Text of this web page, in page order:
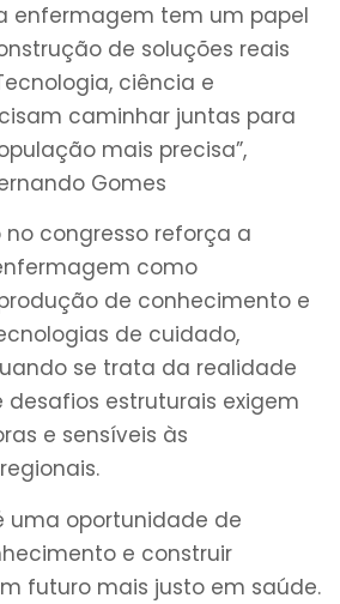
enfermagem tem um papel
de soluções reais
ciência e
caminhar juntas para
mais precisa”,
Gomes
congresso reforça a
como
de conhecimento e
de cuidado,
se trata da realidade
desafios estruturais exigem
e sensíveis às
uma oportunidade de
e construir
futuro mais justo em saúde.